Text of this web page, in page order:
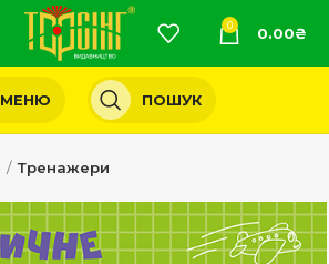
0 0.00₴
МЕНЮ ПОШУК
Тренажери